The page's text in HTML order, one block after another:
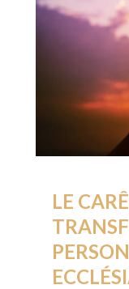
LE